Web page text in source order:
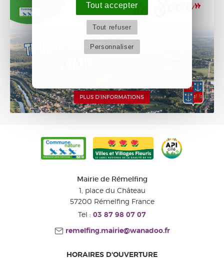
Tout accepter
Tout refuser
Personnaliser
Mairie de Rémelfing
1, place du Château
57200 Rémelfing France
Tel : 03 87 98 07 07
remelfing.mairie@wanadoo.fr
HORAIRES D'OUVERTURE